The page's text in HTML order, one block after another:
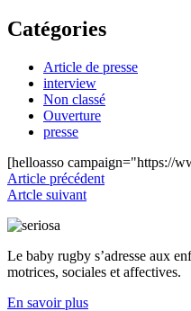
Catégories
Article de presse
interview
Non classé
Ouverture
presse
[helloasso campaign="https://
Article précédent
Artcle suivant
Le baby rugby s’adresse aux
motrices, sociales et affectives.
En savoir plus